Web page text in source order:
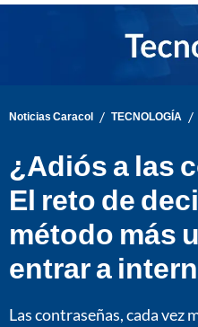
Noticias Caracol / TECNOLOGÍA /
¿Adiós a las
El reto de
método más
entrar a
Las contraseñas, cada vez